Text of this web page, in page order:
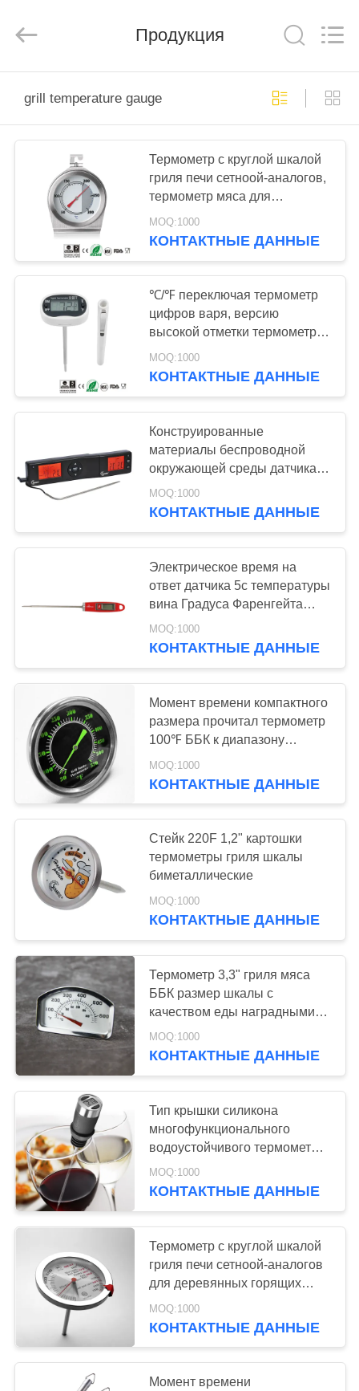
ПРОДУКТЫ
ВИДЕОЗАПИСИ
НАС
ЭКСКУРСИЯ
ЗАВОДУ
КОНТРОЛЬ
НОВОСТИ
СЛУЧАИ
ЗАПРОСИТЕ
ЦИТАТУ
КАРТА
САЙТА
PRIVACY
POLICY
Rights
by
Продукция
grill temperature gauge
Термометр с круглой шкалой
гриля печи сетноой-аналогов,
термометр мяса для
деревянных горящих плит
MOQ:1000
КОНТАКТНЫЕ ДАННЫЕ
℃/℉ переключая термометр
цифров варя, версию
высокой отметки термометра
печи ББК
MOQ:1000
КОНТАКТНЫЕ ДАННЫЕ
Конструированные
материалы беспроводной
окружающей среды датчика
температуры ББК цифров
дружелюбные
MOQ:1000
КОНТАКТНЫЕ ДАННЫЕ
Электрическое время на
ответ датчика 5с температуры
вина Градуса Фаренгейта
ультракрасное быстрое
MOQ:1000
КОНТАКТНЫЕ ДАННЫЕ
Момент времени компактного
размера прочитал термометр
100℉ ББК к диапазону
температур мяса 900℉
MOQ:1000
КОНТАКТНЫЕ ДАННЫЕ
Стейк 220F 1,2" картошки
термометры гриля шкалы
биметаллические
MOQ:1000
КОНТАКТНЫЕ ДАННЫЕ
Термометр 3,3" гриля мяса
ББК размер шкалы с
качеством еды наградными
СС Пробле
MOQ:1000
КОНТАКТНЫЕ ДАННЫЕ
Тип крышки силикона
многофункционального
водоустойчивого термометра
вина защитный
MOQ:1000
КОНТАКТНЫЕ ДАННЫЕ
Термометр с круглой шкалой
гриля печи сетноой-аналогов
для деревянных горящих
плит/газовых плит
MOQ:1000
КОНТАКТНЫЕ ДАННЫЕ
Момент времени